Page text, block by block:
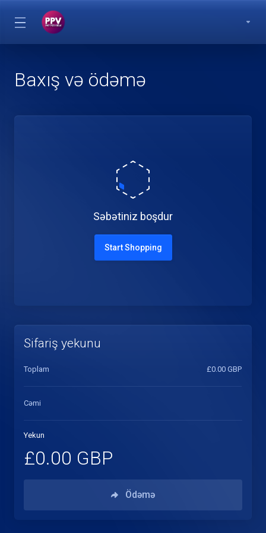
Baxış və ödəmə
Səbətiniz boşdur
Start Shopping
Sifariş yekunu
Toplam £0.00 GBP
Cəmi
Yekun
£0.00 GBP
Ödəmə